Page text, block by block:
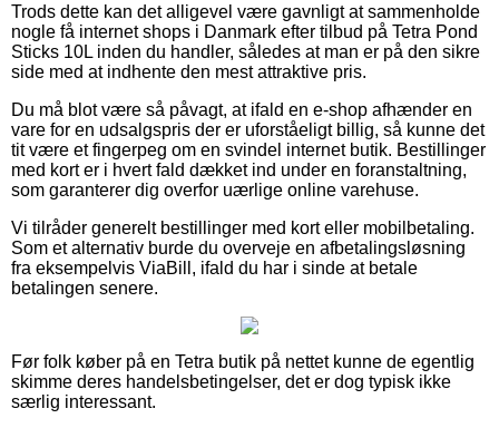
Trods dette kan det alligevel være gavnligt at sammenholde
nogle få internet shops i Danmark efter tilbud på Tetra Pond
Sticks 10L inden du handler, således at man er på den sikre
side med at indhente den mest attraktive pris.
Du må blot være så påvagt, at ifald en e-shop afhænder en
vare for en udsalgspris der er uforståeligt billig, så kunne det
tit være et fingerpeg om en svindel internet butik. Bestillinger
med kort er i hvert fald dækket ind under en foranstaltning,
som garanterer dig overfor uærlige online varehuse.
Vi tilråder generelt bestillinger med kort eller mobilbetaling.
Som et alternativ burde du overveje en afbetalingsløsning
fra eksempelvis ViaBill, ifald du har i sinde at betale
betalingen senere.
Før folk køber på en Tetra butik på nettet kunne de egentlig
skimme deres handelsbetingelser, det er dog typisk ikke
særlig interessant.